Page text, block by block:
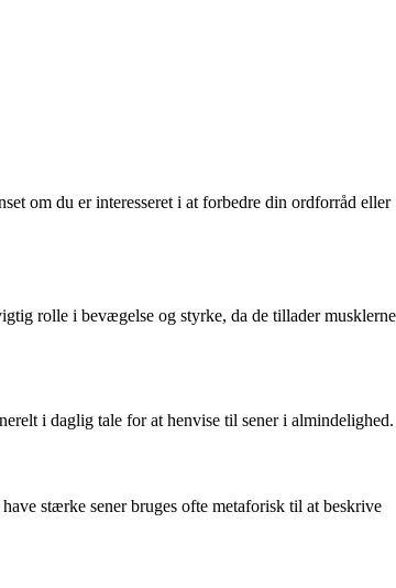
om du er interesseret i at forbedre din ordforråd eller
rolle i bevægelse og styrke, da de tillader musklerne
i daglig tale for at henvise til sener i almindelighed.
stærke sener bruges ofte metaforisk til at beskrive